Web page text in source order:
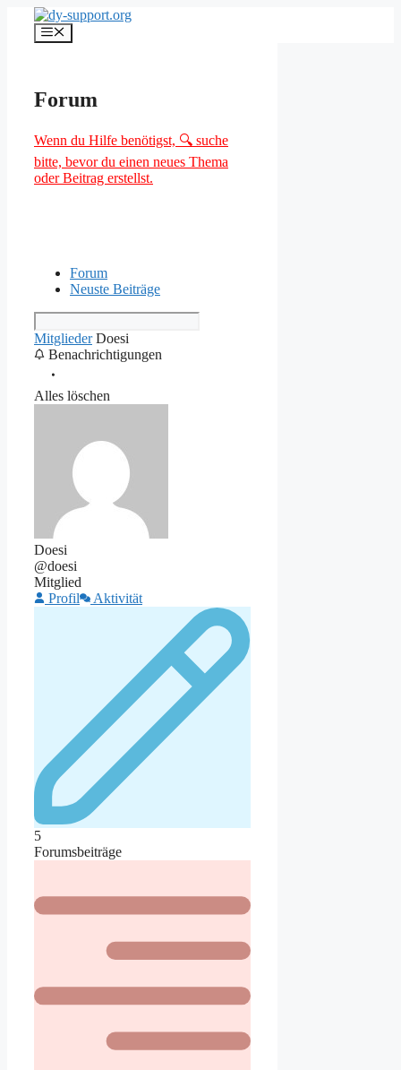
Inhalt
springen
Menü
Forum
Wenn du Hilfe benötigst, 🔍 suche
bitte, bevor du einen neues Thema
oder Beitrag erstellst.
Forum
Neuste Beiträge
Mitglieder Doesi
Benachrichtigungen
Alles löschen
Doesi
@doesi
Mitglied
Profil
Aktivität
5
Forumsbeiträge